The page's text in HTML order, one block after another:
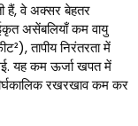
हैं, वे अक्सर बेहतर
असेंबलियाँ कम वायु
तापीय निरंतरता में
यह कम ऊर्जा खपत में
रखरखाव कम कर